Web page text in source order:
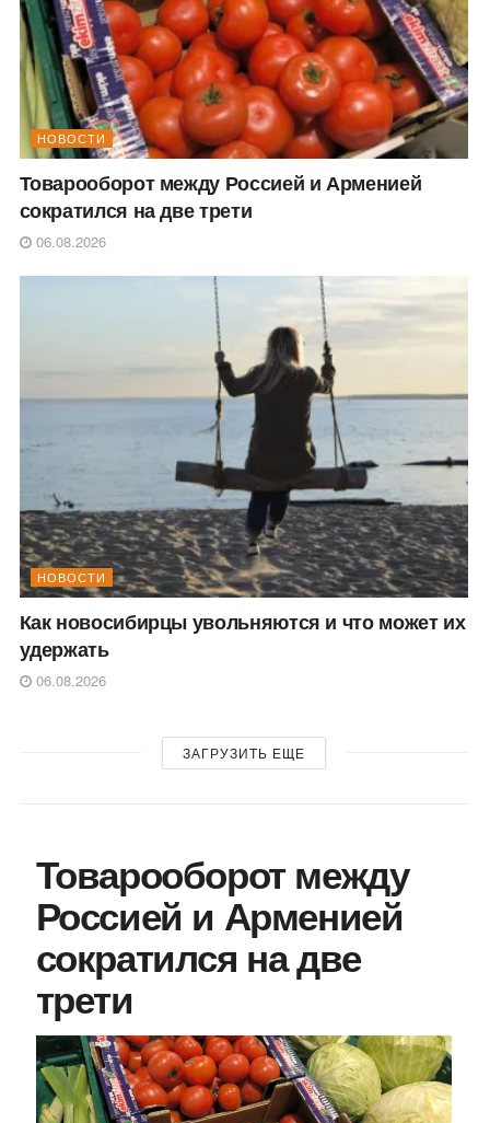
НОВОСТИ
Товарооборот между Россией и Арменией
сократился на две трети
06.08.2026
НОВОСТИ
Как новосибирцы увольняются и что может их
удержать
06.08.2026
ЗАГРУЗИТЬ ЕЩЕ
Товарооборот между
Россией и Арменией
сократился на две
трети